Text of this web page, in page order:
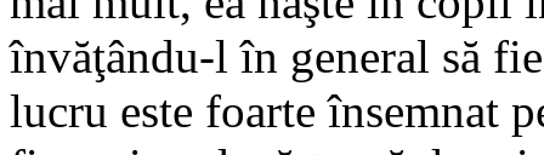
învăţându-l în general să
lucru este foarte însemnat